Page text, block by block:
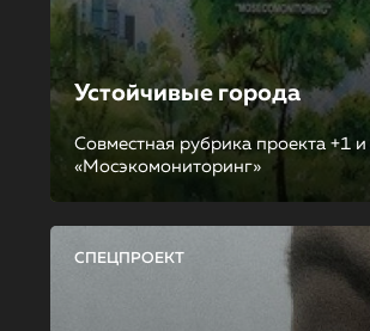
Устойчивые города
Совместная рубрика проекта +1
«Мосэкомониторинг»
СПЕЦПРОЕКТ